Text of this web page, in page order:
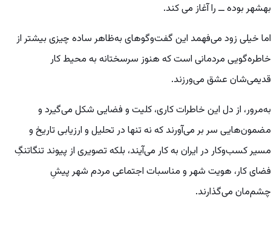
بهشهر بوده ــ را آغاز می کند.
اما خیلی زود می‌فهمد این گفت‌و‌گوهای به‌ظاهر ساده چیزی بیشتر از
خاطره‌گویی مردمانی است که هنوز سرسختانه به محیط کار
قدیمی‌شان عشق می‌ورزند.
به‌مرور، از دل این خاطرات کاری، کلیت و فضایی شکل می‌گیرد و
مضمون‌هایی سر بر می‌آورند که نه تنها در تحلیل و ارزیابی تاریخ و
مسیر کسب‌وکار در ایران به کار می‌آیند، بلکه تصویری از پیوند تنگاتنگِ
فضای کار، هویت شهر و مناسبات اجتماعی مردم شهر پیشِ
چشم‌مان می‌گذارند.